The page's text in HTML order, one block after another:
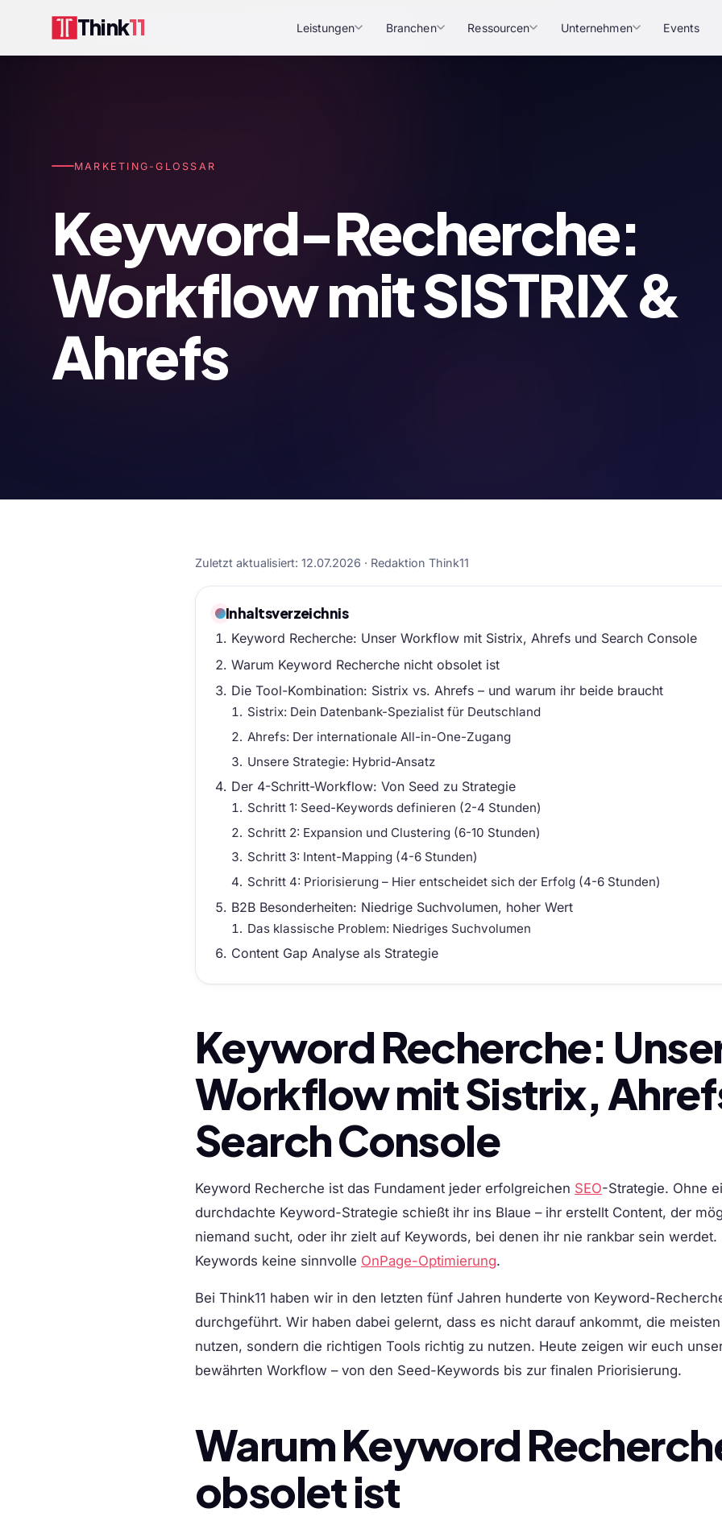
Think11 Leistungen Branchen Ressourcen Unternehmen Events
MARKETING-GLOSSAR
Keyword-Recherche:
Workflow mit SISTRIX &
Ahrefs
Zuletzt aktualisiert: 12.07.2026 · Redaktion Think11
Inhaltsverzeichnis
Keyword Recherche: Unser Workflow mit Sistrix, Ahrefs und Search Console
Warum Keyword Recherche nicht obsolet ist
Die Tool-Kombination: Sistrix vs. Ahrefs – und warum ihr beide braucht
Sistrix: Dein Datenbank-Spezialist für Deutschland
Ahrefs: Der internationale All-in-One-Zugang
Unsere Strategie: Hybrid-Ansatz
Der 4-Schritt-Workflow: Von Seed zu Strategie
Schritt 1: Seed-Keywords definieren (2-4 Stunden)
Schritt 2: Expansion und Clustering (6-10 Stunden)
Schritt 3: Intent-Mapping (4-6 Stunden)
Schritt 4: Priorisierung – Hier entscheidet sich der Erfolg (4-6 Stunden)
B2B Besonderheiten: Niedrige Suchvolumen, hoher Wert
Das klassische Problem: Niedriges Suchvolumen
Content Gap Analyse als Strategie
Keyword Recherche:
Workflow mit Sistrix,
Search Console
Keyword Recherche ist das Fundament jeder erfolgreichen SEO-Strategie. Ohne
durchdachte Keyword-Strategie schießt ihr ins Blaue – ihr erstellt Content, der
niemand sucht, oder ihr zielt auf Keywords, bei denen ihr nie rankbar sein werdet.
Keywords keine sinnvolle OnPage-Optimierung.
Bei Think11 haben wir in den letzten fünf Jahren hunderte von Keyword-
durchgeführt. Wir haben dabei gelernt, dass es nicht darauf ankommt, die
nutzen, sondern die richtigen Tools richtig zu nutzen. Heute zeigen wir euch
bewährten Workflow – von den Seed-Keywords bis zur finalen Priorisierung.
Warum Keyword
obsolet ist